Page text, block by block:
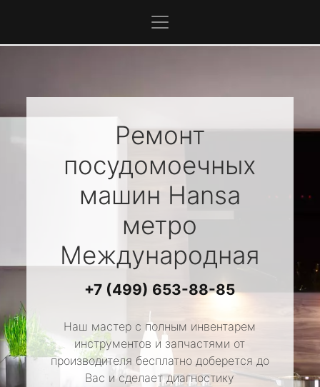
Ремонт
посудомоечных
машин Hansa
метро
Международная
+7 (499) 653-88-85
Наш мастер с полным инвентарем
инструментов и запчастями от
производителя бесплатно доберется до
Вас и сделает диагностику